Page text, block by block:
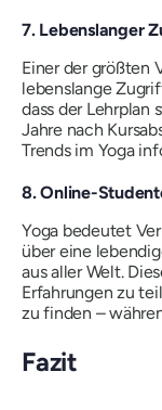
7. Lebenslanger
Einer der größten
lebenslange
dass der Lehrplan
Jahre nach
Trends im Yoga
8. Online-
Yoga bedeutet
über eine
aus aller Welt.
Erfahrungen zu
zu finden –
Fazit